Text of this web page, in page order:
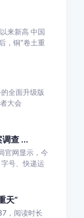
来新高 中国
，铜“卷土重
全面升级版
大会
查 ...
官网显示，今
号、快递运
天”
，阅读时长